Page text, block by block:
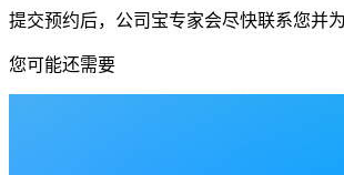
提交预约后，公司宝专家会尽快联系您并
您可能还需要